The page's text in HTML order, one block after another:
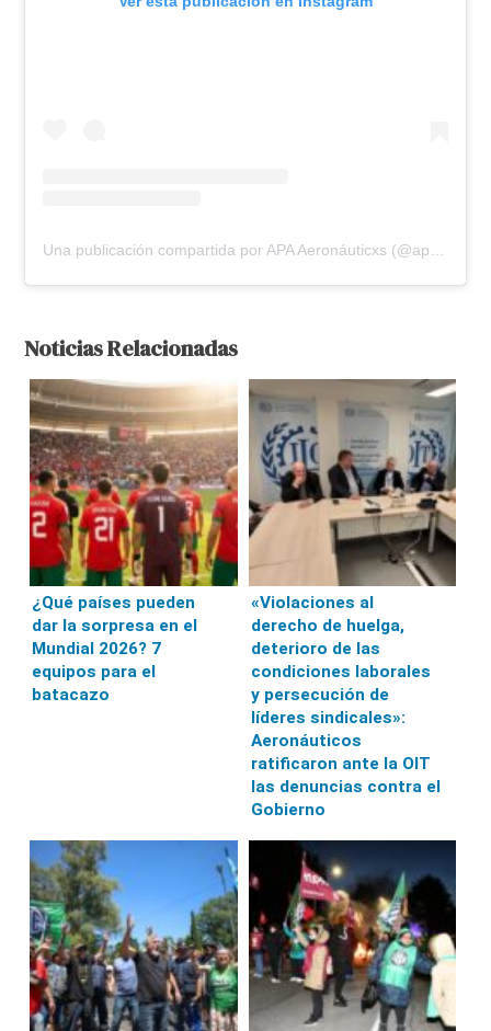
Noticias Relacionadas
¿Qué países pueden
dar la sorpresa en el
Mundial 2026? 7
equipos para el
batacazo
«Violaciones al
derecho de huelga,
deterioro de las
condiciones laborales
y persecución de
líderes sindicales»:
Aeronáuticos
ratificaron ante la OIT
las denuncias contra el
Gobierno